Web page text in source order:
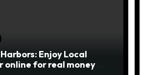
Enjoy Local
online for real money